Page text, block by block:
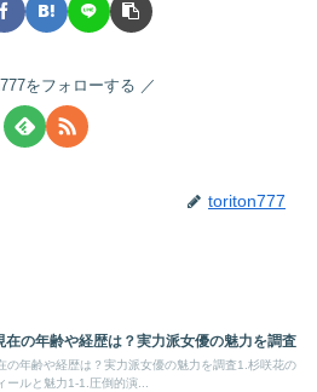
をフォローする
toriton777
在の年齢や経歴は？実力派女優の魅力を調査
の年齢や経歴は？実力派女優の魅力を調査1.杉咲花の
ールと魅力1-1.圧倒的演...